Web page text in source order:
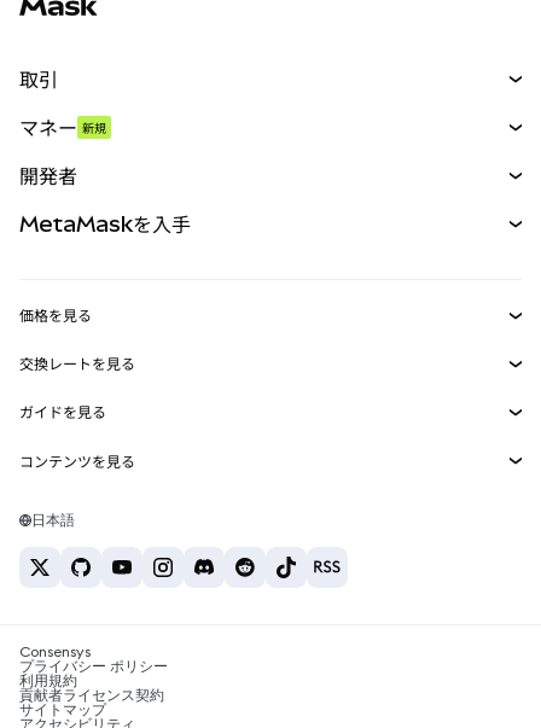
取引
パーペチュアル
RWA
マネー 新規
開発者
MetaMask Connect
Snaps
Web3サービス
MetaMaskを入手
セキュリティ
サポート
キャリア
お問い合わせ
価格を見る
イーサリアムの価格
Solanaの価格
Tetherの価格
交換レートを見る
ETH→USD
USDT→INR
BTC→INR
ETH→USDT
ガイドを見る
ETHの購入
USDTの購入
SHIBの購入
BNBの購入
コンテンツを見る
Solanaウォレット
税制関連ニュース
暗号資産の購入方法は？
日本語
Consensys
プライバシー ポリシー
利用規約
貢献者ライセンス契約
サイトマップ
アクセシビリティ